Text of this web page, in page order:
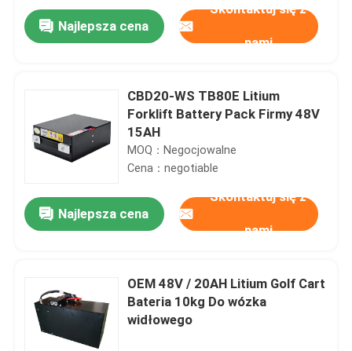
Najlepsza cena
Skontaktuj się z
nami
CBD20-WS TB80E Litium
Forklift Battery Pack Firmy 48V
15AH
MOQ：Negocjowalne
Cena：negotiable
Najlepsza cena
Skontaktuj się z
nami
OEM 48V / 20AH Litium Golf Cart
Bateria 10kg Do wózka
widłowego